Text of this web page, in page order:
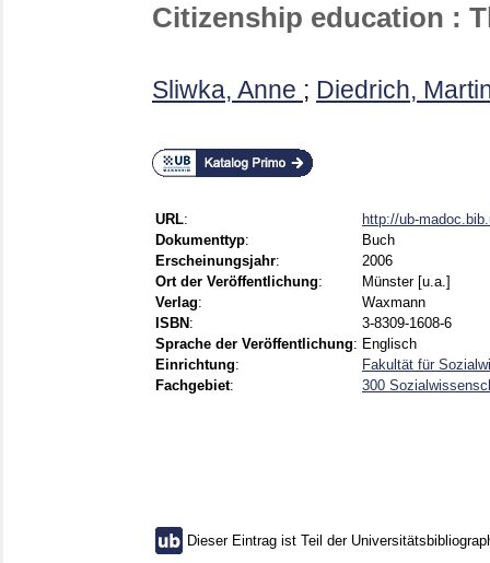
Citizenship education :
Sliwka, Anne ; Diedrich,
URL:
http://ub-
Dokumenttyp:
Buch
Erscheinungsjahr:
2006
Ort der Veröffentlichung:
Münster [u.a.]
Verlag:
Waxmann
ISBN :
3-8309-1608-6
Sprache der Veröffentlichung: Englisch
Einrichtung:
Fakultät für
Fachgebiet: 300
Dieser Eintrag ist Teil der